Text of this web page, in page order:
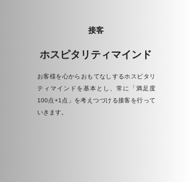
接客
ホスピタリティマインド
お客様を心からおもてなしするホスピタリ
ティマインドを基本とし、常に「満足度
100点+1点」を考えつづける接客を行って
いきます。